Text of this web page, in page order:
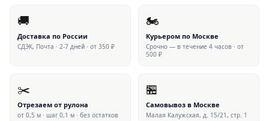
🚚
Доставка по России
СДЭК, Почта · 2-7 дней · от 350 ₽
🏍
Курьером по Москве
Срочно — в течение 4 часов · от
500 ₽
✂️
Отрезаем от рулона
от 0,5 м · шаг 0,1 м · без остатков
🏪
Самовывоз в Москве
Малая Калужская, д. 15/21, стр. 1